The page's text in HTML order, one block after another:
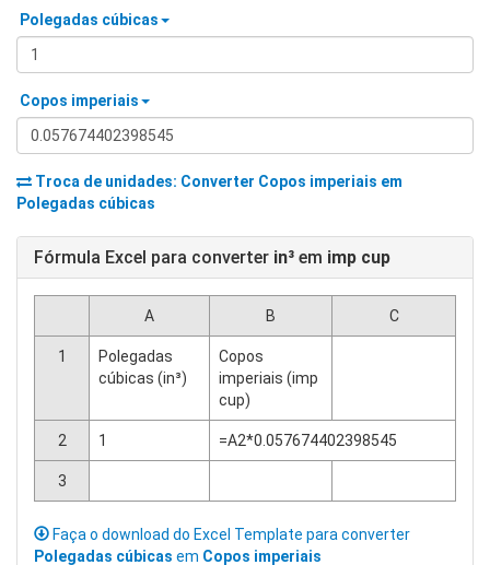
Polegadas cúbicas
Copos imperiais
Troca de unidades: Converter Copos imperiais em
Polegadas cúbicas
Fórmula Excel para converter in³ em imp cup
A B C
1
Polegadas
cúbicas (in³)
Copos
imperiais (imp
cup)
2 1 =A2*0.057674402398545
3
Faça o download do Excel Template para converter
Polegadas cúbicas em Copos imperiais